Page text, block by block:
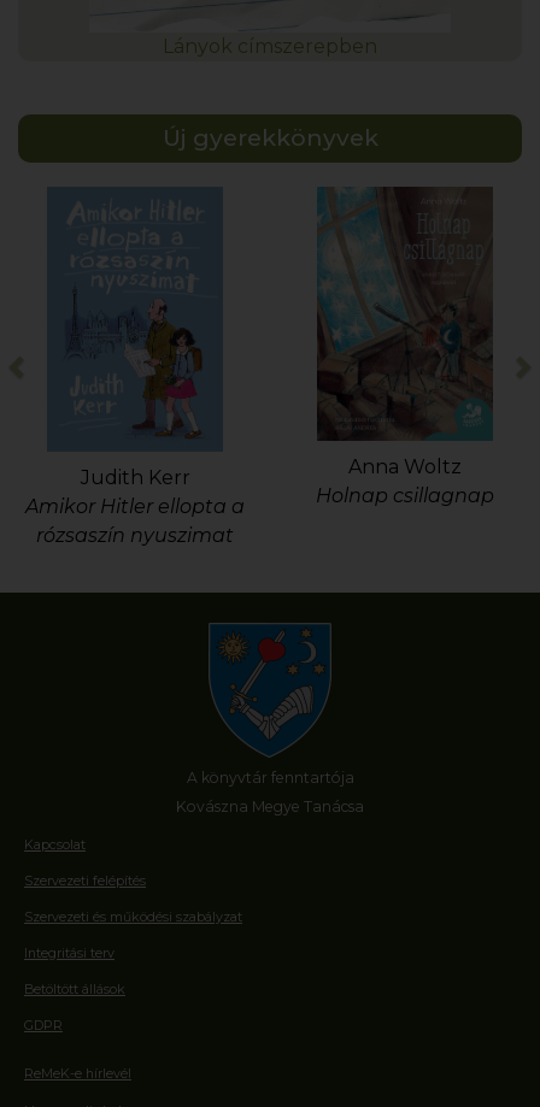
Lányok címszerepben
Új gyerekkönyvek
Judith Kerr
Amikor Hitler ellopta a
rózsaszín nyuszimat
Anna Woltz
Holnap csillagnap
Previous
A könyvtár fenntartója
Kovászna Megye Tanácsa
Kapcsolat
Szervezeti felépítés
Szervezeti és működési szabályzat
Integritási terv
Betöltött állások
GDPR
ReMeK-e hírlevél